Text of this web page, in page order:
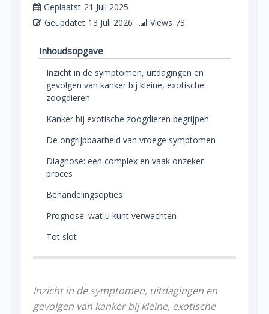
Geplaatst 21 Juli 2025
Geüpdatet 13 Juli 2026 Views 73
Inhoudsopgave
Inzicht in de symptomen, uitdagingen en
gevolgen van kanker bij kleine, exotische
zoogdieren
Kanker bij exotische zoogdieren begrijpen
De ongrijpbaarheid van vroege symptomen
Diagnose: een complex en vaak onzeker
proces
Behandelingsopties
Prognose: wat u kunt verwachten
Tot slot
Inzicht in de symptomen, uitdagingen en
gevolgen van kanker bij kleine, exotische